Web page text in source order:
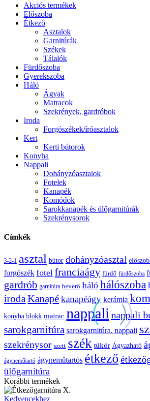
Akciós termékek
Előszoba
Étkező
Asztalok
Garnitúrák
Székek
Tálalók
Fürdőszoba
Gyerekszoba
Háló
Ágyak
Matracok
Szekrények, gardróbok
Iroda
Forgószékek/íróasztalok
Kert
Kerti bútorok
Konyha
Nappali
Dohányzóasztalok
Fotelek
Kanapék
Komódok
Sarokkanapék és ülőgarnitúrák
Szekrénysorok
Címkék
3-2-1 asztal bútor dohányzóasztal
forgószék fotel franciaágy fürdő fürdőszoba
gardrób garnitúra heverő háló hálószoba
irodaKanapékanapéágy kerámia
konyha blokk matrac nappali nappali
sarokgarnitúra sarokgarnitúra. nappali
szekrénysor szett szék tükör Ágyazható
ágyneműtartó ágyneműtartós étkező
ülőgarnitúra
Korábbi termékek
Étkezőgarnitúra
Kedvencekhez